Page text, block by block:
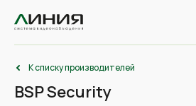
К списку производителей
BSP Security